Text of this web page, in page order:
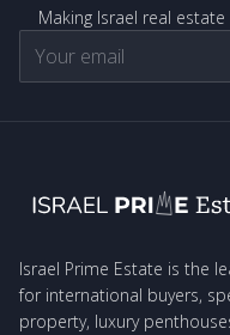
Making Israel real
Israel Prime Estate is the
for international buyers,
property, luxury